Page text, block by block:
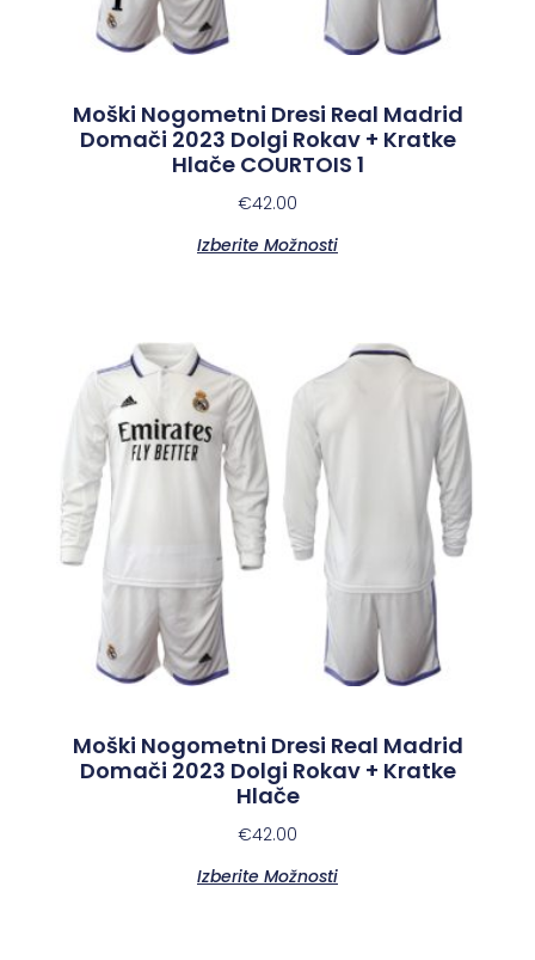
Moški Nogometni Dresi Real Madrid
Domači 2023 Dolgi Rokav + Kratke
Hlače COURTOIS 1
€42.00
Izberite Možnosti
Moški Nogometni Dresi Real Madrid
Domači 2023 Dolgi Rokav + Kratke
Hlače
€42.00
Izberite Možnosti